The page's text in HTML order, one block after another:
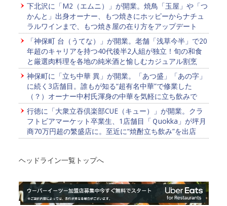
下北沢に「M2（エムニ）」が開業。焼鳥「玉屋」や「つ
かんと」出身オーナー、もつ焼きにホッピーからナチュ
ラルワインまで、もつ焼き屋の在り方をアップデート
「神保町 台（うてな）」が開業。老舗「浅草今半」で20
年超のキャリアを持つ40代後半2人組が独立！旬の和食
と厳選肉料理を各地の純米酒と愉しむカジュアル割烹
神保町に「立ち中華 異」が開業。「あつ盛」「あの字」
に続く3店舗目。誰もが知る“超有名中華”で修業した
（？）オーナー中村氏渾身の中華を気軽に立ち飲みで
行徳に「大衆立吞倶楽部CUE（キュー）」が開業。クラ
フトビアマーケット卒業生、1店舗目「Ｑuokka」が坪月
商70万円超の繁盛店に。至近に“焼酎立ち飲み”を出店
ヘッドライン一覧トップへ